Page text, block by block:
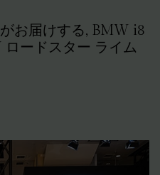
お届けする, BMW i8
ードスター ライム